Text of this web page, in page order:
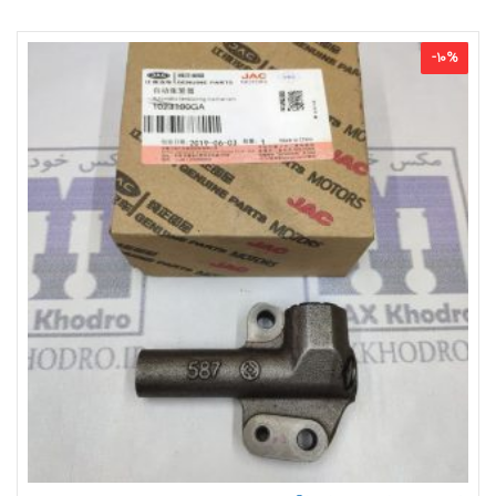
-10%